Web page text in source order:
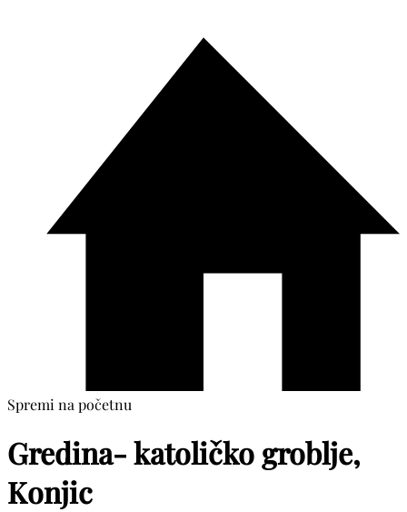
Spremi na početnu
Gredina- katoličko groblje,
Konjic